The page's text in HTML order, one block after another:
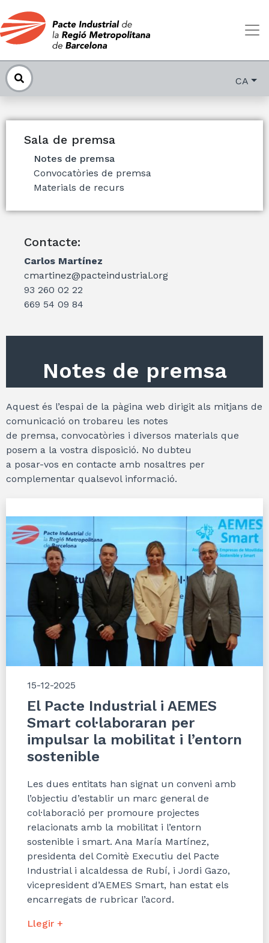
CA
Sala de premsa
Notes de premsa
Convocatòries de premsa
Materials de recurs
Contacte:
Carlos Martínez
cmartinez@pacteindustrial.org
93 260 02 22
669 54 09 84
Notes de premsa
Aquest és l’espai de la pàgina web dirigit als mitjans de
comunicació on trobareu les notes
de premsa, convocatòries i diversos materials que
posem a la vostra disposició. No dubteu
a posar-vos en contacte amb nosaltres per
complementar qualsevol informació.
15-12-2025
El Pacte Industrial i AEMES
Smart col·laboraran per
impulsar la mobilitat i l’entorn
sostenible
Les dues entitats han signat un conveni amb
l’objectiu d’establir un marc general de
col·laboració per promoure projectes
relacionats amb la mobilitat i l’entorn
sostenible i smart. Ana María Martínez,
presidenta del Comitè Executiu del Pacte
Industrial i alcaldessa de Rubí, i Jordi Gazo,
vicepresident d’AEMES Smart, han estat els
encarregats de rubricar l’acord.
Llegir +